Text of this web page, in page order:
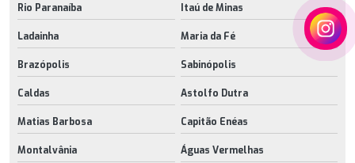
Rio Paranaíba Itaú de Minas
Ladainha Maria da Fé
Brazópolis Sabinópolis
Caldas Astolfo Dutra
Matias Barbosa Capitão Enéas
Montalvânia Águas Vermelhas